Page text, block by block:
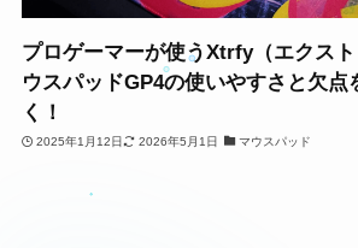
ニュース・新製品
お問い合わせ
プロゲーマーが使うXtrfy（エクス
ウスパッドGP4の使いやすさと欠点
く！
2025年1月12日 2026年5月1日 マウスパッド